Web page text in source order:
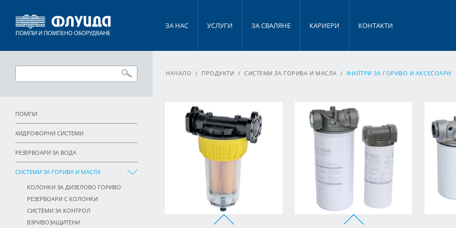
ЗА НАС УСЛУГИ ЗА СВАЛЯНЕ КАРИЕРИ КОНТАКТИ
ПОМПИ
ХИДРОФОРНИ СИСТЕМИ
РЕЗЕРВОАРИ ЗА ВОДА
СИСТЕМИ ЗА ГОРИВА И МАСЛА
КОЛОНКИ ЗА ДИЗЕЛОВО ГОРИВО
РЕЗЕРВОАРИ С КОЛОНКИ
СИСТЕМИ ЗА КОНТРОЛ
ВЗРИВОЗАЩИТЕНИ
НАЧАЛО / ПРОДУКТИ / СИСТЕМИ ЗА ГОРИВА И МАСЛА / ФИЛТРИ ЗА ГОРИВО И АКСЕСОАРИ